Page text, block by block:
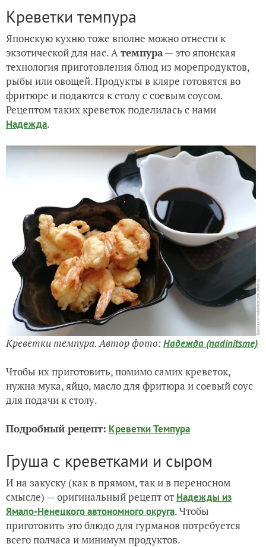
Креветки темпура
Японскую кухню тоже вполне можно отнести к
экзотической для нас. Атемпура— это японская
технология приготовления блюд из морепродуктов,
рыбы или овощей. Продукты в кляре готовятся во
фритюре и подаются к столу с соевым соусом.
Рецептом таких креветок поделилась с нами
Надежда.
Креветки темпура. Автор фото:Надежда (nadinitsme)
Чтобы их приготовить, помимо самих креветок,
нужна мука, яйцо, масло для фритюра и соевый соус
для подачи к столу.
Подробный рецепт: Креветки Темпура
Груша с креветками и сыром
И на закуску (как в прямом, так и в переносном
смысле) — оригинальный рецепт от Надежды из
Ямало-Ненецкого автономного округа. Чтобы
приготовить это блюдо для гурманов потребуется
всего полчаса и минимум продуктов.